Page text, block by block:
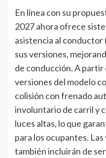
En línea con su
2027 ahora ofrece
asistencia al conductor
sus versiones,
de conducción. A partir
versiones del modelo
colisión con frenado
involuntario de carril y
luces altas, lo que
para los ocupantes.
también incluirán de